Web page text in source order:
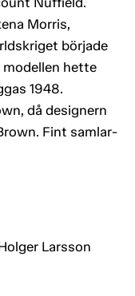
Morris,
började
hette
1948.
då designern
Fint samlar-
Larsson